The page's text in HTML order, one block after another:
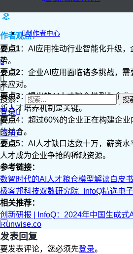
创作者中心
搜索：
登录
|
注册
作者观点：
要点1：AI应用推动行业智能化升级
势。
要点2：企业AI应用面临诸多挑战，
来应对。
要点3：提出的AI人才粮仓模型为企业
新人才培养机制是关键。
要点4：超过60%的企业正在构建企
的结合。
要点5：AI人才缺口达数十万，薪资水
人才成为企业争抢的稀缺资源。
参考链接：
数智时代的AI人才粮仓模型解读白皮
极客邦科技双数研究院_InfoQ精选电
相关推荐：
创新研报 | InfoQ：2024年中国生成式
Runwise.co
发表回复
要发表评论，您必须先登录。